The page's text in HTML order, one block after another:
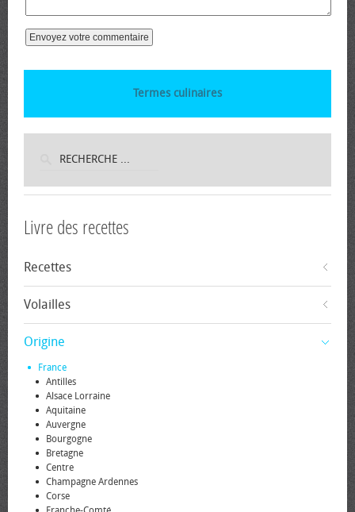
Termes culinaires
Livre des recettes
Recettes
Volailles
Origine
France
Antilles
Alsace Lorraine
Aquitaine
Auvergne
Bourgogne
Bretagne
Centre
Champagne Ardennes
Corse